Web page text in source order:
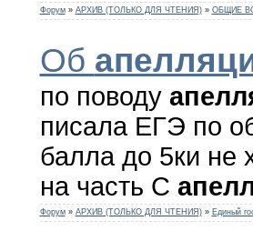
Форум » АРХИВ (ТОЛЬКО ДЛЯ ЧТЕНИЯ) » ОБЩИЕ
Об
по поводу
писала ЕГЭ по
балла до 5ки не
на часть С
Форум » АРХИВ (ТОЛЬКО ДЛЯ ЧТЕНИЯ) » Единый